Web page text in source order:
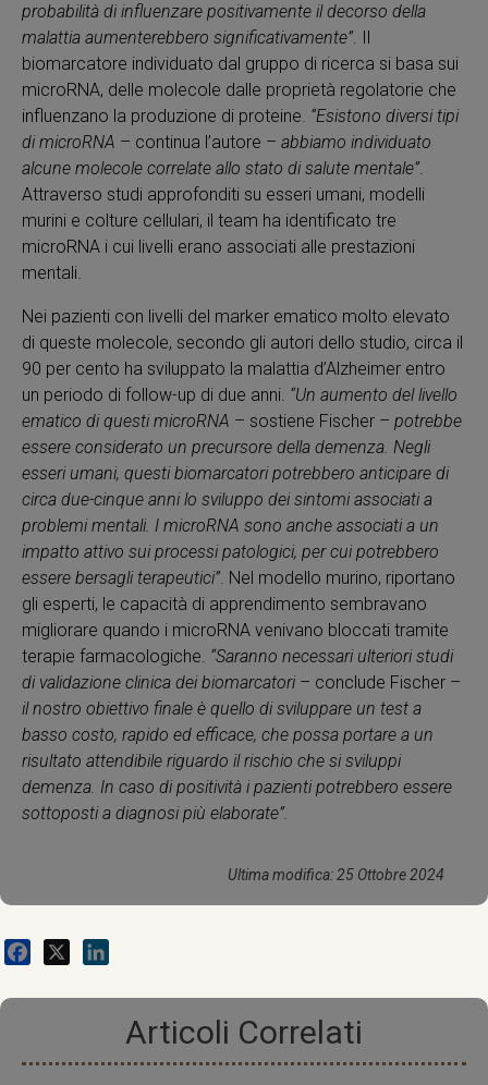
Ultima modifica: 25 Ottobre 2024
probabilità di influenzare positivamente il decorso della
malattia aumenterebbero significativamente”. Il
biomarcatore individuato dal gruppo di ricerca si basa sui
microRNA, delle molecole dalle proprietà regolatorie che
influenzano la produzione di proteine. “Esistono diversi tipi
di microRNA – continua l’autore – abbiamo individuato
alcune molecole correlate allo stato di salute mentale”.
Attraverso studi approfonditi su esseri umani, modelli
murini e colture cellulari, il team ha identificato tre
microRNA i cui livelli erano associati alle prestazioni
mentali.
Nei pazienti con livelli del marker ematico molto elevato
di queste molecole, secondo gli autori dello studio, circa il
90 per cento ha sviluppato la malattia d’Alzheimer entro
un periodo di follow-up di due anni. “Un aumento del livello
ematico di questi microRNA – sostiene Fischer – potrebbe
essere considerato un precursore della demenza. Negli
esseri umani, questi biomarcatori potrebbero anticipare di
circa due-cinque anni lo sviluppo dei sintomi associati a
problemi mentali. I microRNA sono anche associati a un
impatto attivo sui processi patologici, per cui potrebbero
essere bersagli terapeutici”. Nel modello murino, riportano
gli esperti, le capacità di apprendimento sembravano
migliorare quando i microRNA venivano bloccati tramite
terapie farmacologiche. “Saranno necessari ulteriori studi
di validazione clinica dei biomarcatori– conclude Fischer –
il nostro obiettivo finale è quello di sviluppare un test a
basso costo, rapido ed efficace, che possa portare a un
risultato attendibile riguardo il rischio che si sviluppi
demenza. In caso di positività i pazienti potrebbero essere
sottoposti a diagnosi più elaborate”.
Articoli Correlati